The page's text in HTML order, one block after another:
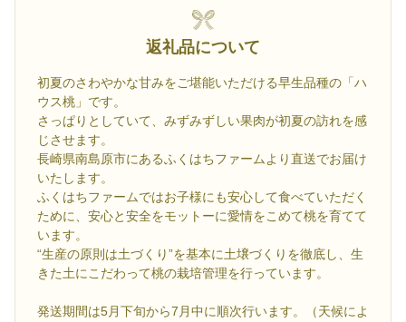
返礼品について
初夏のさわやかな甘みをご堪能いただける早生品種の「ハ
ウス桃」です。
さっぱりとしていて、みずみずしい果肉が初夏の訪れを感
じさせます。
長崎県南島原市にあるふくはちファームより直送でお届け
いたします。
ふくはちファームではお子様にも安心して食べていただく
ために、安心と安全をモットーに愛情をこめて桃を育てて
います。
“生産の原則は土づくり”を基本に土壌づくりを徹底し、生
きた土にこだわって桃の栽培管理を行っています。
発送期間は5月下旬から7月中に順次行います。（天候によ